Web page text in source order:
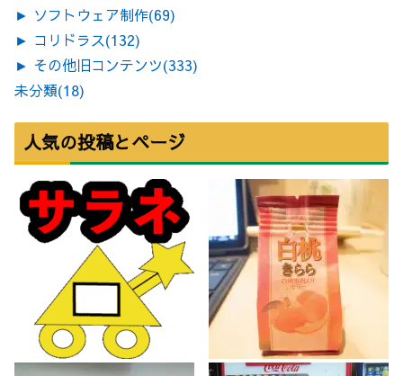
► ソフトウェア制作(69)
► コリドラス(132)
► その他旧コンテンツ(333)
未分類(18)
人気の投稿とページ